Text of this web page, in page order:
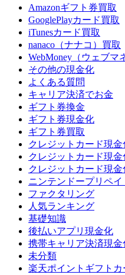
Amazonギフト券買取
GooglePlayカード買取
iTunesカード買取
nanaco（ナナコ）買取
WebMoney（ウェブマ
その他の現金化
よくある質問
キャリア決済でお金
ギフト券換金
ギフト券現金化
ギフト券買取
クレジットカード現金
クレジットカード現金
クレジットカード現金
ニンテンドープリペイ
ファクタリング
人気ランキング
基礎知識
後払いアプリ現金化
携帯キャリア決済現金
未分類
楽天ポイントギフト